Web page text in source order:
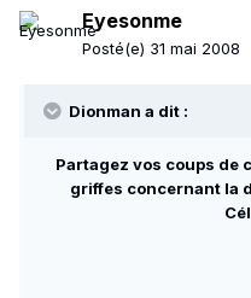
Eyesonme
Posté(e) 31 mai 2008
Dionman a dit :
Partagez vos coups de
griffes concernant la